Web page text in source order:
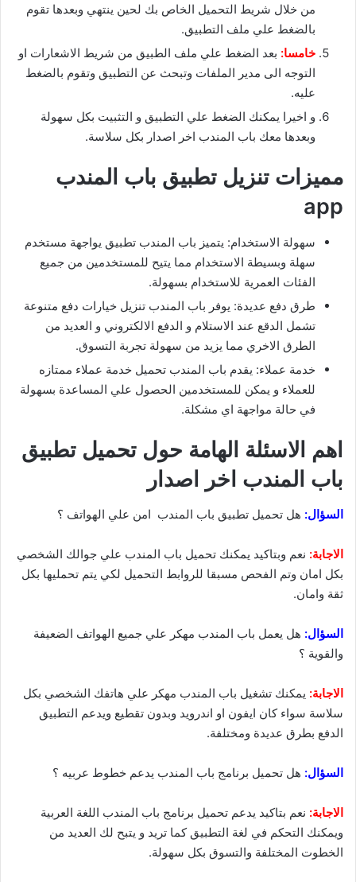
من خلال شريط التحميل الخاص بك لحين ينتهي وبعدها تقوم
بالضغط علي ملف التطبيق.
خامسا: بعد الضغط علي ملف الطبيق من شريط الاشعارات او
التوجه الى مدير الملفات وتبحث عن التطبيق وتقوم بالضغط
عليه.
و اخيرا يمكنك الضغط علي التطبيق و التثبيت بكل سهولة
وبعدها معك باب المندب اخر اصدار بكل سلاسة.
مميزات تنزيل تطبيق باب المندب
app
سهولة الاستخدام: يتميز باب المندب تطبيق يواجهة مستخدم
سهلة وبسيطة الاستخدام مما يتيح للمستخدمين من جميع
الفئات العمرية للاستخدام بسهولة.
طرق دفع عديدة: يوفر باب المندب تنزيل خيارات دفع متنوعة
تشمل الدقع عند الاستلام و الدفع الالكتروني و العديد من
الطرق الاخري مما يزيد من سهولة تجربة التسوق.
خدمة عملاء: يقدم باب المندب تحميل خدمة عملاء ممتازه
للعملاء و يمكن للمستخدمين الحصول علي المساعدة بسهولة
في حالة مواجهة اي مشكلة.
اهم الاسئلة الهامة حول تحميل تطبيق
باب المندب اخر اصدار
السؤال: هل تحميل تطبيق باب المندب امن علي الهواتف ؟
الاجابة: نعم وبتاكيد يمكنك تحميل باب المندب علي جوالك الشخصي
بكل امان وتم الفحص مسبقا للروابط التحميل لكي يتم تحمليها بكل
ثقة وامان.
السؤال: هل يعمل باب المندب مهكر علي جميع الهواتف الضعيفة
والقوية ؟
الاجابة: يمكنك تشغيل باب المندب مهكر علي هاتفك الشخصي بكل
سلاسة سواء كان ايفون او اندرويد وبدون تقطيع ويدعم التطبيق
الدفع بطرق عديدة ومختلفة.
السؤال: هل تحميل برنامج باب المندب يدعم خطوط عربيه ؟
الاجابة: نعم بتاكيد يدعم تحميل برنامج باب المندب اللغة العربية
ويمكنك التحكم في لغة التطبيق كما تريد و يتبح لك العديد من
الخطوت المختلفة والتسوق بكل سهولة.